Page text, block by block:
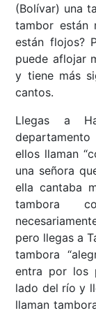
(Bolívar) una
tambor están
están flojos?
puede aflojar
y tiene más
cantos.
Llegas a
ellos llaman
una señora
ella cantaba
tambora
pero llegas a
tambora
entra por los
lado del río y
llaman